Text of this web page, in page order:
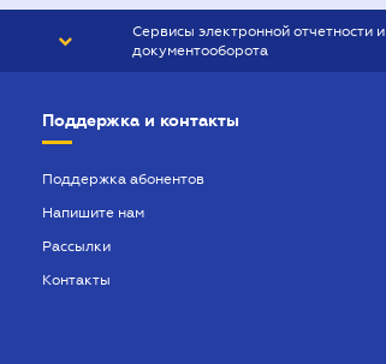
Сервисы электронной отчетности и
документооборота
Поддержка и контакты
Поддержка абонентов
Напишите нам
Рассылки
Контакты